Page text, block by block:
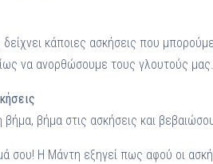
κάποιες ασκήσεις που
να ανορθώσουμε τους γλουτούς μας.
βήμα στις ασκήσεις και
σου! Η Μάντη εξηγεί πως αφού οι